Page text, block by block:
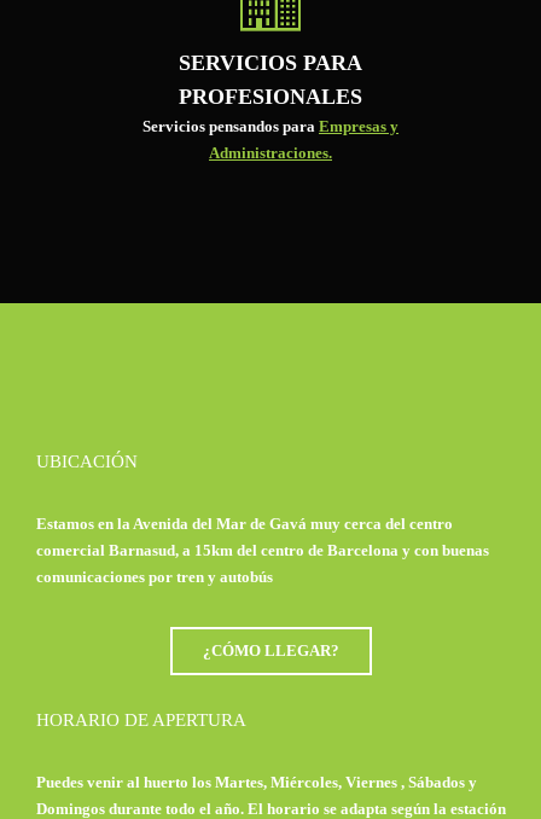
SERVICIOS PARA
PROFESIONALES
Servicios pensandos para Empresas y
Administraciones.
UBICACIÓN
Estamos en la Avenida del Mar de Gavá muy cerca del centro
comercial Barnasud, a 15km del centro de Barcelona y con buenas
comunicaciones por tren y autobús
¿CÓMO LLEGAR?
HORARIO DE APERTURA
Puedes venir al huerto los Martes, Miércoles, Viernes , Sábados y
Domingos durante todo el año. El horario se adapta según la estación